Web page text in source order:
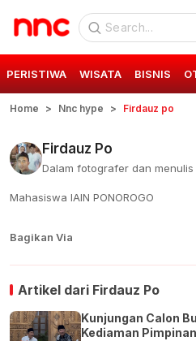
PERISTIWA WISATA BISNIS
Home Nnc hype Firdauz po
Firdauz Po
Dalam fotografer dan menulis
Mahasiswa IAIN PONOROGO
Bagikan Via
Artikel dari Firdauz Po
Kunjungan Calon
Kediaman